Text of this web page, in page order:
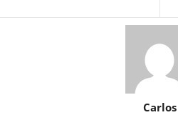
Carlos